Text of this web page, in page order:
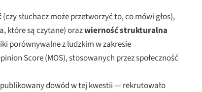
(czy słuchacz może przetworzyć to, co mówi głos),
które są czytane) orazwierność strukturalna
porównywalne z ludzkim w zakresie
Score (MOS), stosowanych przez społeczność
dowód w tej kwestii — rekrutowało